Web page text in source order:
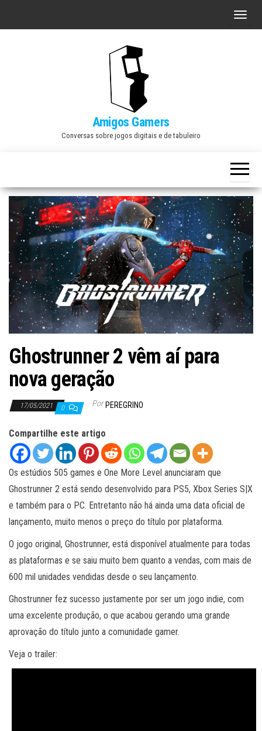
A
a
v
e
g
a
ã
Amigos Gamers
Conversas sobre jogos digitais e de tabuleiro
Ghostrunner 2 vêm aí para
nova geração
17/05/2021 0 Por PEREGRINO
Compartilhe este artigo
Os estúdios 505 games e One More Level anunciaram que
Ghostrunner 2 está sendo desenvolvido para PS5, Xbox Series S|X
e também para o PC. Entretanto não há ainda uma data oficial de
lançamento, muito menos o preço do título por plataforma.
O jogo original, Ghostrunner, está disponível atualmente para todas
as plataformas e se saiu muito bem quanto a vendas, com mais de
600 mil unidades vendidas desde o seu lançamento.
Ghostrunner fez sucesso justamente por ser um jogo indie, com
uma excelente produção, o que acabou gerando uma grande
aprovação do título junto a comunidade gamer.
Veja o trailer: